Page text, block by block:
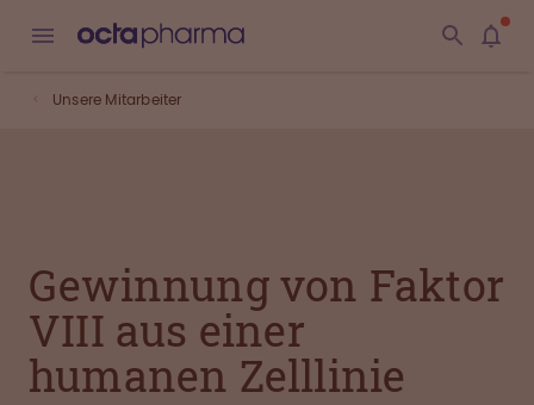
Unsere Mitarbeiter
Gewinnung von Faktor
VIII aus einer
humanen Zelllinie